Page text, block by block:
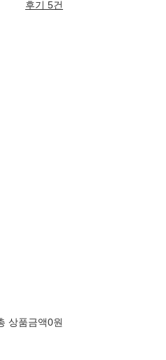
후기 5건
상품금액0원